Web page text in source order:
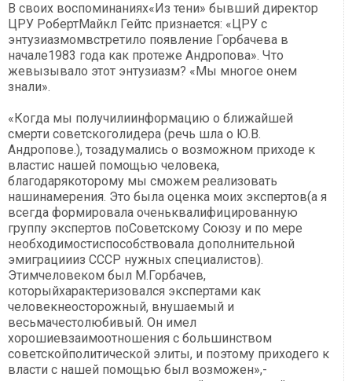
В своих воспоминаниях«Из тени» бывший директор
ЦРУ РобертМайкл Гейтс признается: «ЦРУ с
энтузиазмомвстретило появление Горбачева в
начале1983 года как протеже Андропова». Что
жевызывало этот энтузиазм? «Мы многое онем
знали».
«Когда мы получилиинформацию о ближайшей
смерти советскоголидера (речь шла о Ю.В.
Андропове.), тозадумались о возможном приходе к
властис нашей помощью человека,
благодарякоторому мы сможем реализовать
нашинамерения. Это была оценка моих экспертов(а я
всегда формировала оченьквалифицированную
группу экспертов поСоветскому Союзу и по мере
необходимостиспособствовала дополнительной
эмиграциииз СССР нужных специалистов).
Этимчеловеком был М.Горбачев,
которыйхарактеризовался экспертами как
человекнеосторожный, внушаемый и
весьмачестолюбивый. Он имел
хорошиевзаимоотношения с большинством
советскойполитической элиты, и поэтому приходего к
власти с нашей помощью был возможен»,-